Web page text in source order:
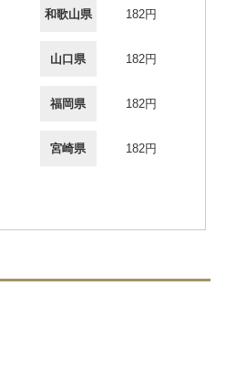
和歌山県 182円
山口県 182円
福岡県 182円
宮崎県 182円